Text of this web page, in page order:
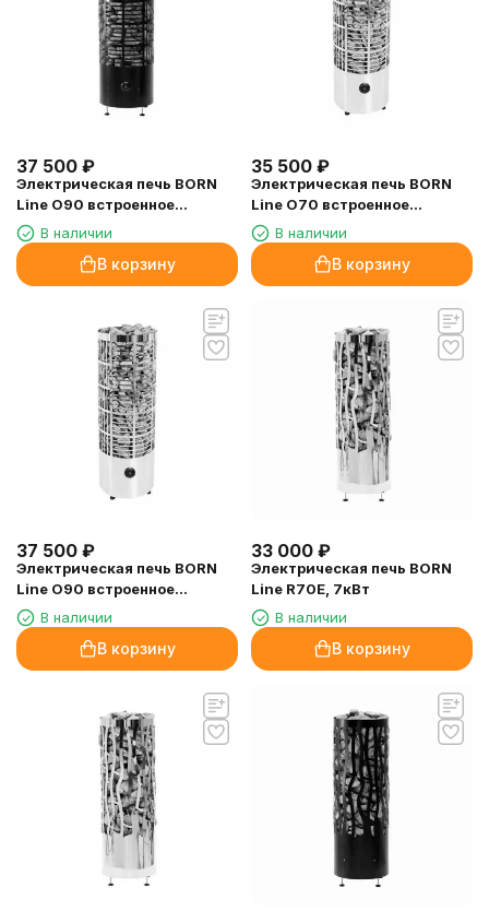
37 500 ₽
Электрическая печь BORN
Line O90 встроенное
управление, 9кВт, черный
(матовый)
В наличии
В корзину
35 500 ₽
Электрическая печь BORN
Line O70 встроенное
управление, 7кВт
В наличии
В корзину
37 500 ₽
Электрическая печь BORN
Line O90 встроенное
управление, 9кВт
В наличии
В корзину
33 000 ₽
Электрическая печь BORN
Line R70E, 7кВт
В наличии
В корзину